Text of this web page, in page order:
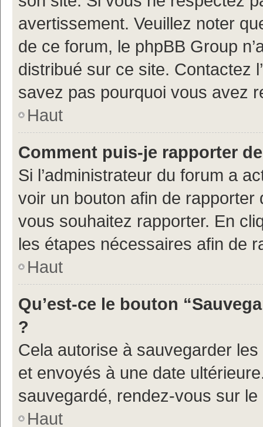
avertissement. Veuillez noter
de ce forum, le phpBB Group
distribué sur ce site. Contactez
savez pas pourquoi vous avez
Haut
Comment puis-je rapporter
Si l’administrateur du forum a
voir un bouton afin de
vous souhaitez rapporter. En
les étapes nécessaires afin de
Haut
Qu’est-ce le bouton
?
Cela autorise à sauvegarder
et envoyés à une date
sauvegardé, rendez-vous sur le
Haut